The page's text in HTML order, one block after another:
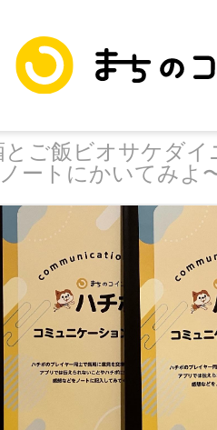
とご飯ビオサケダ
ートにかいてみよ
トップ
ポットに